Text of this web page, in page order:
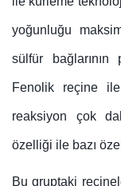
yoğunluğu
sülfür bağlarının
Fenolik reçine
reaksiyon çok
özelliği ile bazı
Bu gruptaki